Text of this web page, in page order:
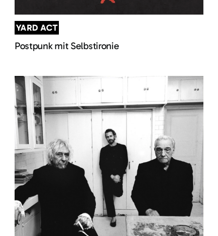
YARD ACT
Postpunk mit Selbstironie